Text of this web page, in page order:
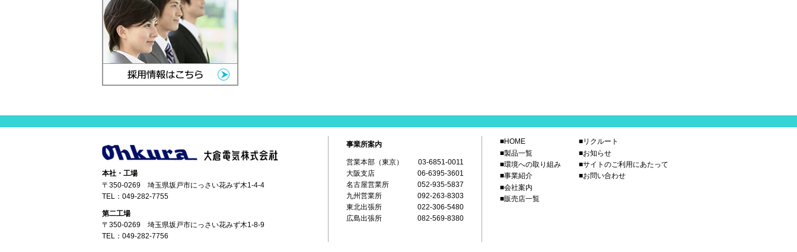
本社・工場
〒350-0269 埼玉県坂戸市にっさい花みず木1-4-4
TEL： 049-282-7755
第二工場
〒350-0269 埼玉県坂戸市にっさい花みず木1-8-9
TEL： 049-282-7756
事業所案内
営業本部（東京）
03-6851-0011
大阪支店
06-6395-3601
名古屋営業所
052-935-5837
九州営業所
092-263-8303
東北出張所
022-306-5480
広島出張所
082-569-8380
■HOME
■製品一覧
■環境への取り組み
■事業紹介
■会社案内
■販売店一覧
■リクルート
■お知らせ
■サイトのご利用にあたって
■お問い合わせ